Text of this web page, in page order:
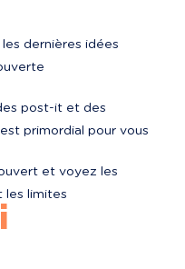
dernières idées
post-it et des
primordial pour vous
et voyez les
les limites